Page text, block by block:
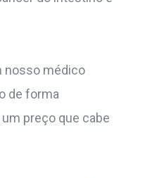
nosso médico
de forma
preço que cabe